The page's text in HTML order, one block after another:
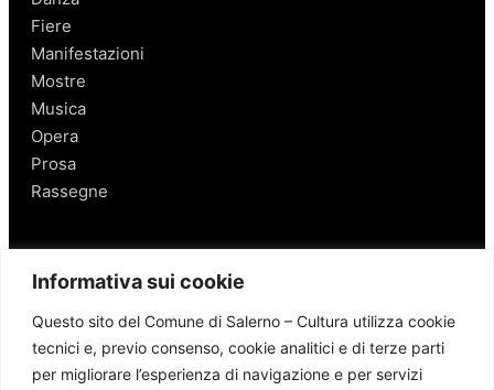
Informativa sui cookie
Questo sito del Comune di Salerno – Cultura utilizza cookie
tecnici e, previo consenso, cookie analitici e di terze parti
per migliorare l’esperienza di navigazione e per servizi
Fiere
Manifestazioni
Mostre
Musica
Opera
Prosa
Rassegne
Salerno
Personaggi
Enogastronomia
Mobilità a Salerno